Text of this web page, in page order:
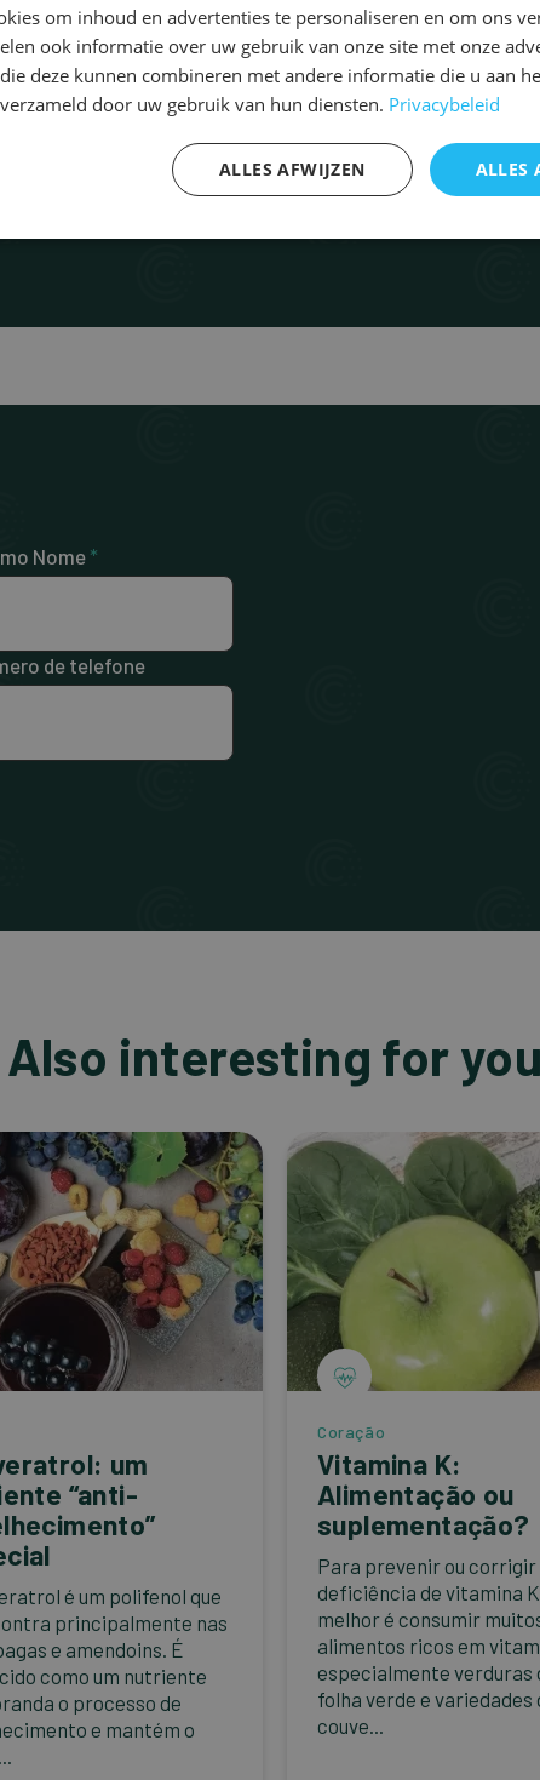
Com Toda a Força Contra o
Bekijk het boek
Nome *
de telefone
Also interesting for you
um
“anti-
é um polifenol que
principalmente nas
e amendoins. É
como um nutriente
o processo de
e mantém o
Coração
Vitamina K:
Alimentação ou
suplementação?
Para prevenir ou corrigir
deficiência de vitamina
melhor é consumir
alimentos ricos em
especialmente verduras
folha verde e variedades
couve...
om inhoud en advertenties te personaliseren en om ons
ook informatie over uw gebruik van onze site met onze
deze kunnen combineren met andere informatie die u aan
door uw gebruik van hun diensten. Privacybeleid
ALLES
ALLES AFWIJZEN